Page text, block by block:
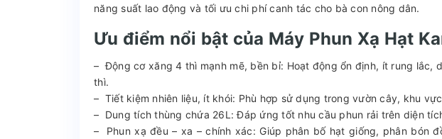
năng suất lao động và tối ưu chi phí canh tác cho bà con nông dân.
Ưu điểm nổi bật của Máy Phun Xạ Hạt
– Động cơ xăng 4 thì mạnh mẽ, bền bỉ: Hoạt động ổn định, ít rung lắc,
thì.
– Tiết kiệm nhiên liệu, ít khói: Phù hợp sử dụng trong vườn cây, khu
– Dung tích thùng chứa 26L: Đáp ứng tốt nhu cầu phun rải trên diện
– Phun xạ đều – xa – chính xác: Giúp phân bố hạt giống, phân bón